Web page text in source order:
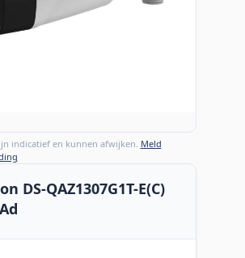
indicatief en kunnen afwijken. Meld
DS-QAZ1307G1T-E(C)